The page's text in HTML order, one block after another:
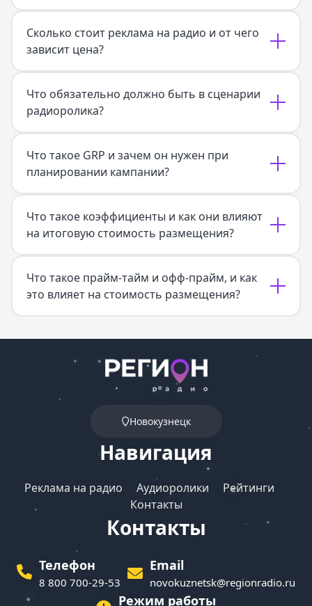
Сколько стоит реклама на радио и от чего
зависит цена?
Что обязательно должно быть в сценарии
радиоролика?
Что такое GRP и зачем он нужен при
планировании кампании?
Что такое коэффициенты и как они влияют
на итоговую стоимость размещения?
Что такое прайм-тайм и офф-прайм, и как
это влияет на стоимость размещения?
Новокузнецк
Навигация
Реклама на радио Аудиоролики
Рейтинги
Контакты
Контакты
Телефон
8 800 700-29-53
Email
novokuznetsk@regionradio.ru
Режим работы